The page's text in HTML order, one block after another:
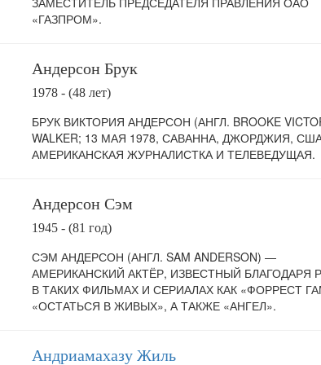
«ГАЗПРОМ».
Андерсон Брук
1978 - (48 лет)
БРУК ВИКТОРИЯ АНДЕРСОН (АНГЛ. BROOKE
WALKER; 13 МАЯ 1978, САВАННА, ДЖОРДЖИЯ,
АМЕРИКАНСКАЯ ЖУРНАЛИСТКА И ТЕЛЕВЕДУЩАЯ.
Андерсон Сэм
1945 - (81 год)
СЭМ АНДЕРСОН (АНГЛ. SAM ANDERSON) —
АМЕРИКАНСКИЙ АКТЁР, ИЗВЕСТНЫЙ БЛАГОДАРЯ
В ТАКИХ ФИЛЬМАХ И СЕРИАЛАХ КАК «ФОРРЕСТ
«ОСТАТЬСЯ В ЖИВЫХ», А ТАКЖЕ «АНГЕЛ».
Андриамахазу Жиль